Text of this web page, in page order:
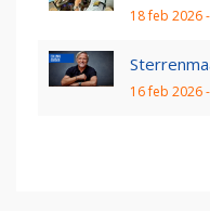
18 feb 2026
16 feb 2026